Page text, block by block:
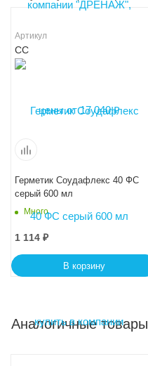
Артикул
СС
Герметик Соудафлекс 40 ФС
серый 600 мл
Много
1 114 ₽
В корзину
Аналогичные товары